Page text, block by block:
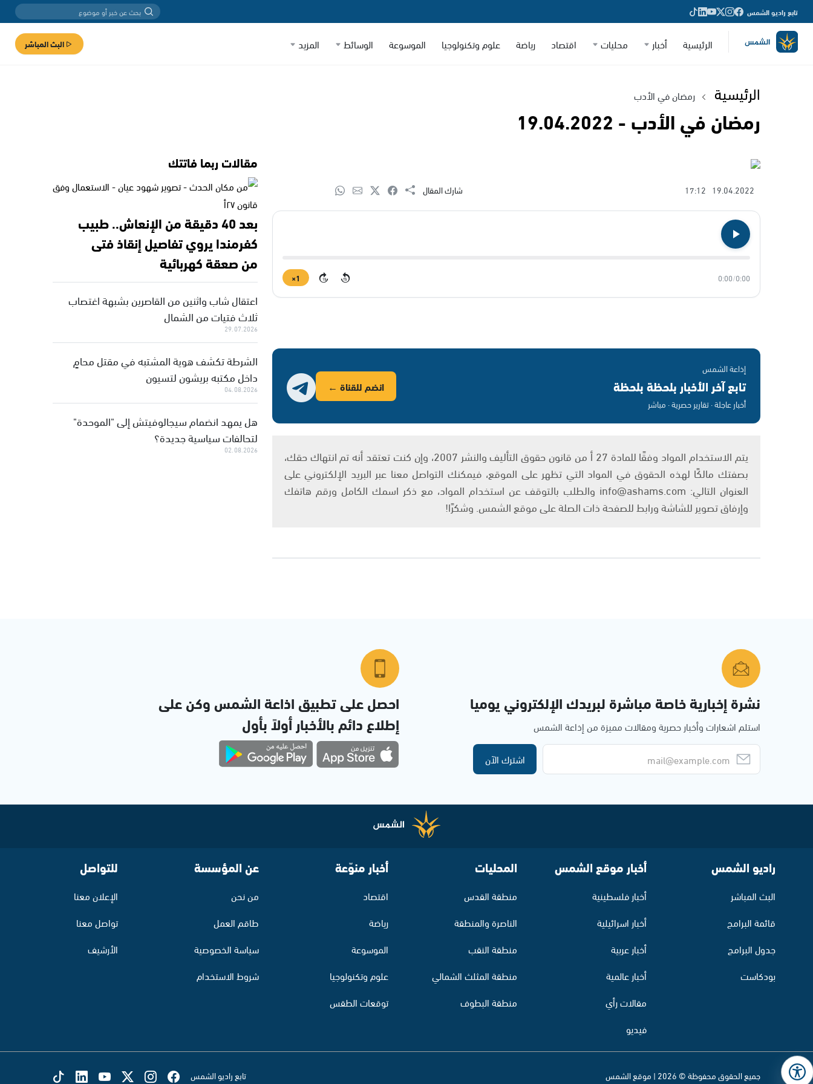
تابع راديو الشمس
الرئيسية أخبار محليات اقتصاد رياضة علوم وتكنولوجيا الموسوعة الوسائط المزيد البث المباشر
الرئيسية رمضان في الأدب
رمضان في الأدب - 19.04.2022
19.04.2022
17:12 شارك المقال
0:00
/
0:00
15
15
1×
إذاعة الشمس
تابع آخر الأخبار بلحظة بلحظة
أخبار عاجلة · تقارير حصرية · مباشر
انضم للقناة ←
يتم الاستخدام المواد وفقًا للمادة 27 أ من قانون حقوق التأليف والنشر 2007، وإن كنت تعتقد أنه تم انتهاك حقك،
بصفتك مالكًا لهذه الحقوق في المواد التي تظهر على الموقع، فيمكنك التواصل معنا عبر البريد الإلكتروني على
العنوان التالي: info@ashams.com والطلب بالتوقف عن استخدام المواد، مع ذكر اسمك الكامل ورقم هاتفك
وإرفاق تصوير للشاشة ورابط للصفحة ذات الصلة على موقع الشمس. وشكرًا!
مقالات ربما فاتتك
بعد 40 دقيقة من الإنعاش.. طبيب
كفرمندا يروي تفاصيل إنقاذ فتى
من صعقة كهربائية
اعتقال شاب واثنين من القاصرين بشبهة اغتصاب
ثلاث فتيات من الشمال
29.07.2026
الشرطة تكشف هوية المشتبه في مقتل محامٍ
داخل مكتبه بريشون لتسيون
04.08.2026
هل يمهد انضمام سيجالوفيتش إلى "الموحدة"
لتحالفات سياسية جديدة؟
02.08.2026
نشرة إخبارية خاصة مباشرة لبريدك الإلكتروني يوميا
استلم اشعارات وأخبار حصرية ومقالات مميزة من إذاعة الشمس
اشترك الآن
احصل على تطبيق اذاعة الشمس وكن على
إطلاع دائم بالأخبار أولاً بأول
راديو الشمس
البث المباشر
قائمة البرامج
جدول البرامج
بودكاست
أخبار موقع الشمس
أخبار فلسطينية
أخبار اسرائيلية
أخبار عربية
أخبار عالمية
مقالات رأي
فيديو
المحليات
منطقة القدس
الناصرة والمنطقة
منطقة النقب
منطقة المثلث الشمالي
منطقة البطوف
أخبار منوّعة
اقتصاد
رياضة
الموسوعة
علوم وتكنولوجيا
توقعات الطقس
عن المؤسسة
من نحن
طاقم العمل
سياسة الخصوصية
شروط الاستخدام
للتواصل
الإعلان معنا
تواصل معنا
الأرشيف
جميع الحقوق محفوظة © 2026 | موقع الشمس تابع راديو الشمس